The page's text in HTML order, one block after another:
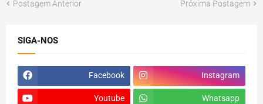
Postagem Anterior Próxima Postagem
SIGA-NOS
Facebook Instagram
Youtube Whatsapp